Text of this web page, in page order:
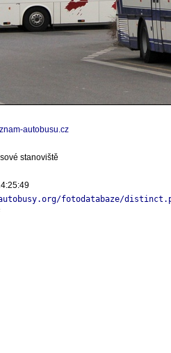
autobusu.cz
stanoviště
fotodatabaze/